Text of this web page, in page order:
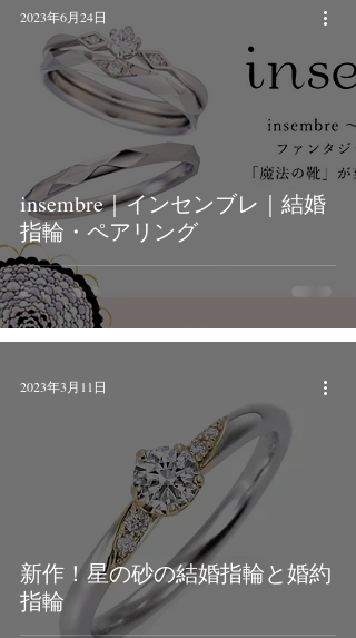
insembre｜インセンブレ｜結婚
指輪・ペアリング
2023年6月24日
新作！星の砂の結婚指輪と婚約
指輪
2023年3月11日